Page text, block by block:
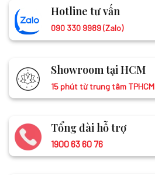
Hotline tư vấn
090 330 9989 (Zalo)
Showroom tại HCM
15 phút từ trung tâm TPHCM
Tổng đài hỗ trợ
1900 63 60 76